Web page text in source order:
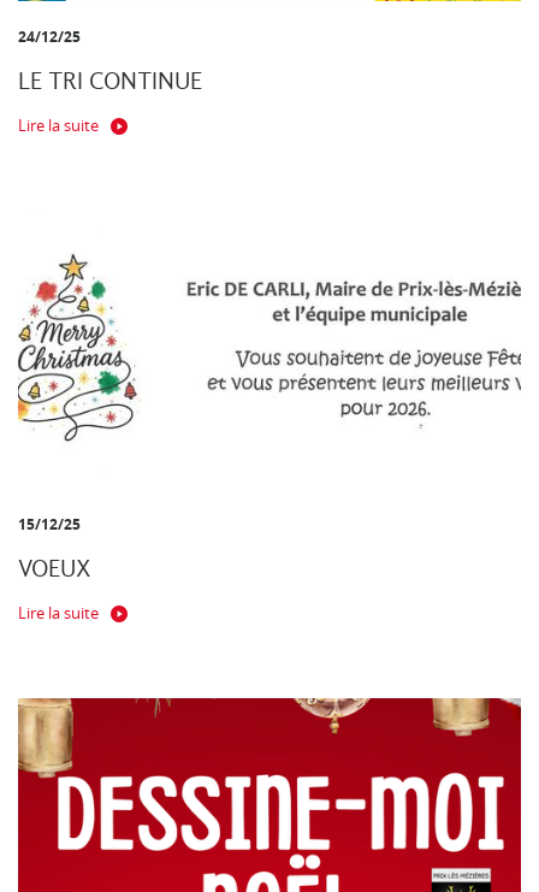
24/12/25
LE TRI CONTINUE
Lire la suite
15/12/25
VOEUX
Lire la suite